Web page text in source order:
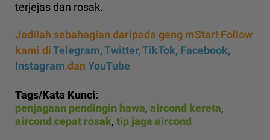
terjejas dan rosak.
Jadilah sebahagian daripada geng mStar! Follow
kami diTelegram,Twitter,TikTok, Facebook,
Instagram dan YouTube
Tags/Kata Kunci:
penjagaan pendingin hawa, aircond kereta,
aircond cepat rosak, tip jaga aircond